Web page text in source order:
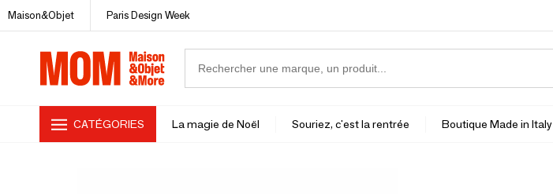
Maison&Objet Paris Design Week
CATÉGORIES La magie de Noël Souriez, c'est la rentrée Boutique Made in Italy